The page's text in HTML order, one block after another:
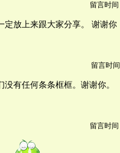
留言时间
定放上来跟大家分享。 谢谢你
留言时
有任何条条框框。谢谢你。
留言时间